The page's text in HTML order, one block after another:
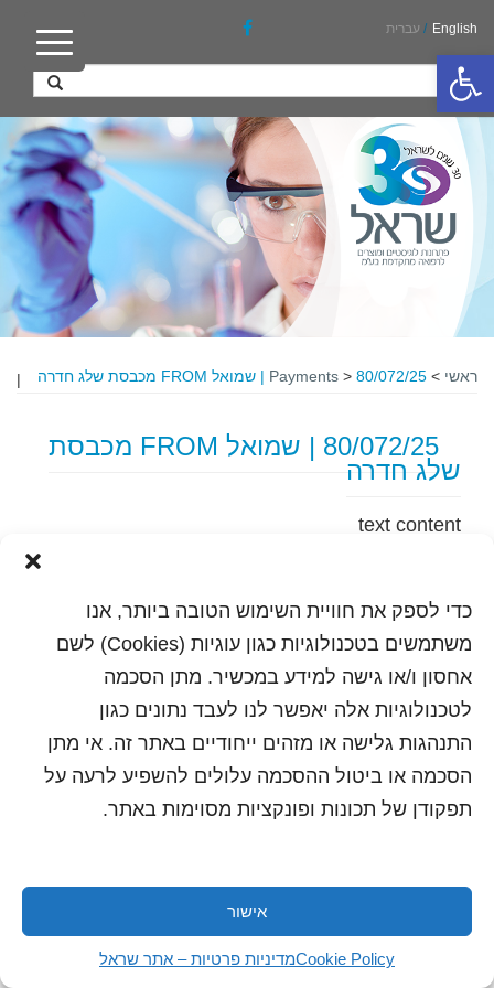
פתח סרגל נגישות
כדי לספק את חוויית השימוש הטובה ביותר, אנו
משתמשים בטכנולוגיות כגון עוגיות (Cookies) לשם
אחסון ו/או גישה למידע במכשיר. מתן הסכמה
לטכנולוגיות אלה יאפשר לנו לעבד נתונים כגון
התנהגות גלישה או מזהים ייחודיים באתר זה. אי מתן
הסכמה או ביטול ההסכמה עלולים להשפיע לרעה על
תפקודן של תכונות ופונקציות מסוימות באתר.
אישור
Cookie Policyמדיניות פרטיות – אתר שראל
English
/ עברית
ראשי >
Payments > 80/072/25 | שמואל FROM מכבסת שלג חדרה |
80/072/25 | שמואל FROM מכבסת
שלג חדרה
text content
כל הזכויות שמורות לשראל 2018 | עיצוב ותכנות: סטודיו
"היוצרים"